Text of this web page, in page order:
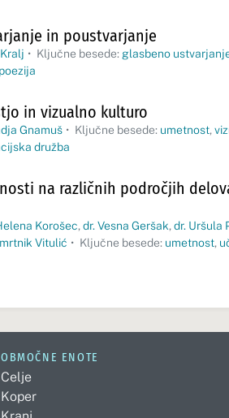
in poustvarjanje
• Ključne besede: glasbeno
in vizualno kulturo
Gnamuš • Ključne besede: umetnost,
družba
na različnih področjih
Korošec, dr. Vesna Geršak, dr. Uršula
Vitulić • Ključne besede: umetnost,
OBMOČNE ENOTE
Celje
Koper